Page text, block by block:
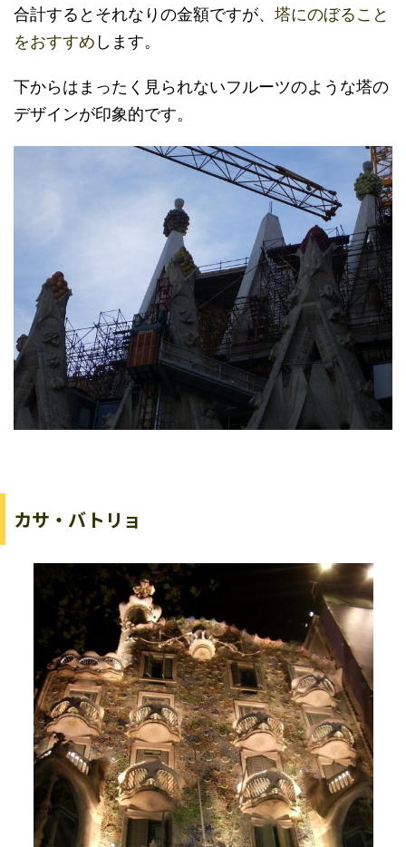
合計するとそれなりの金額ですが、 塔にのぼること
をおすすめ します。
下からはまったく見られないフルーツのような塔の
デザインが印象的です。
カサ・バトリョ